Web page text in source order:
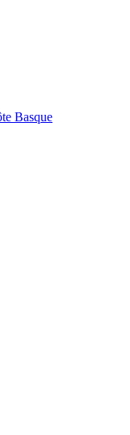
Basque